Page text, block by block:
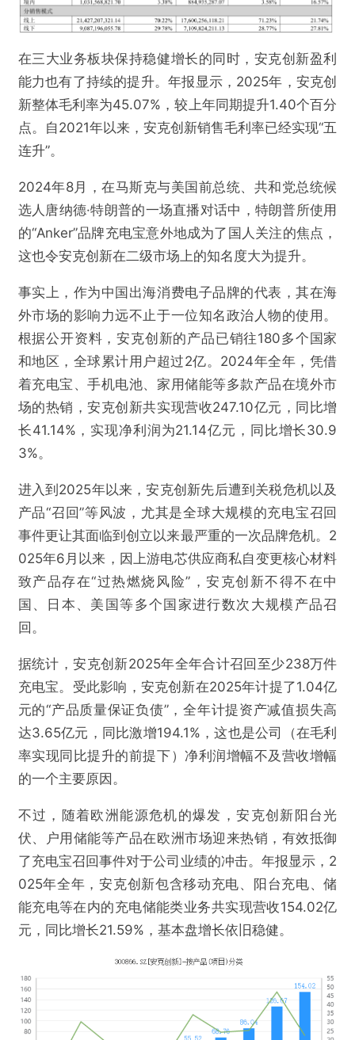
在三大业务板块保持稳健增长的同时，安克创新盈利
能力也有了持续的提升。年报显示，2025年，安克创
新整体毛利率为45.07%，较上年同期提升1.40个百分
点。自2021年以来，安克创新销售毛利率已经实现“五
连升”。
2024年8月，在马斯克与美国前总统、共和党总统候
选人唐纳德·特朗普的一场直播对话中，特朗普所使用
的“Anker”品牌充电宝意外地成为了国人关注的焦点，
这也令安克创新在二级市场上的知名度大为提升。
事实上，作为中国出海消费电子品牌的代表，其在海
外市场的影响力远不止于一位知名政治人物的使用。
根据公开资料，安克创新的产品已销往180多个国家
和地区，全球累计用户超过2亿。2024年全年，凭借
着充电宝、手机电池、家用储能等多款产品在境外市
场的热销，安克创新共实现营收247.10亿元，同比增
长41.14%，实现净利润为21.14亿元，同比增长30.9
3%。
进入到2025年以来，安克创新先后遭到关税危机以及
产品“召回”等风波，尤其是全球大规模的充电宝召回
事件更让其面临到创立以来最严重的一次品牌危机。2
025年6月以来，因上游电芯供应商私自变更核心材料
致产品存在“过热燃烧风险”，安克创新不得不在中
国、日本、美国等多个国家进行数次大规模产品召
回。
据统计，安克创新2025年全年合计召回至少238万件
充电宝。受此影响，安克创新在2025年计提了1.04亿
元的“产品质量保证负债”，全年计提资产减值损失高
达3.65亿元，同比激增194.1%，这也是公司（在毛利
率实现同比提升的前提下）净利润增幅不及营收增幅
的一个主要原因。
不过，随着欧洲能源危机的爆发，安克创新阳台光
伏、户用储能等产品在欧洲市场迎来热销，有效抵御
了充电宝召回事件对于公司业绩的冲击。年报显示，2
025年全年，安克创新包含移动充电、阳台充电、储
能充电等在内的充电储能类业务共实现营收154.02亿
元，同比增长21.59%，基本盘增长依旧稳健。